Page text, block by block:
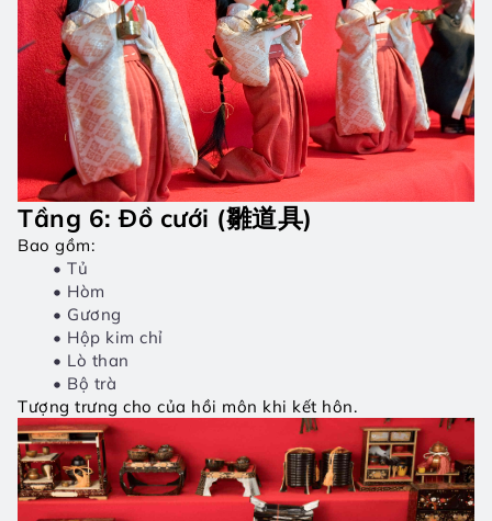
Tầng 6: Đồ cưới (雛道具)
Bao gồm:
Tủ
Hòm
Gương
Hộp kim chỉ
Lò than
Bộ trà
Tượng trưng cho của hồi môn khi kết hôn.